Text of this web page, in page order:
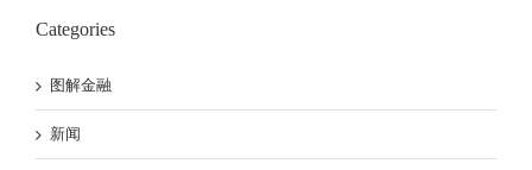
Categories
图解金融
新闻